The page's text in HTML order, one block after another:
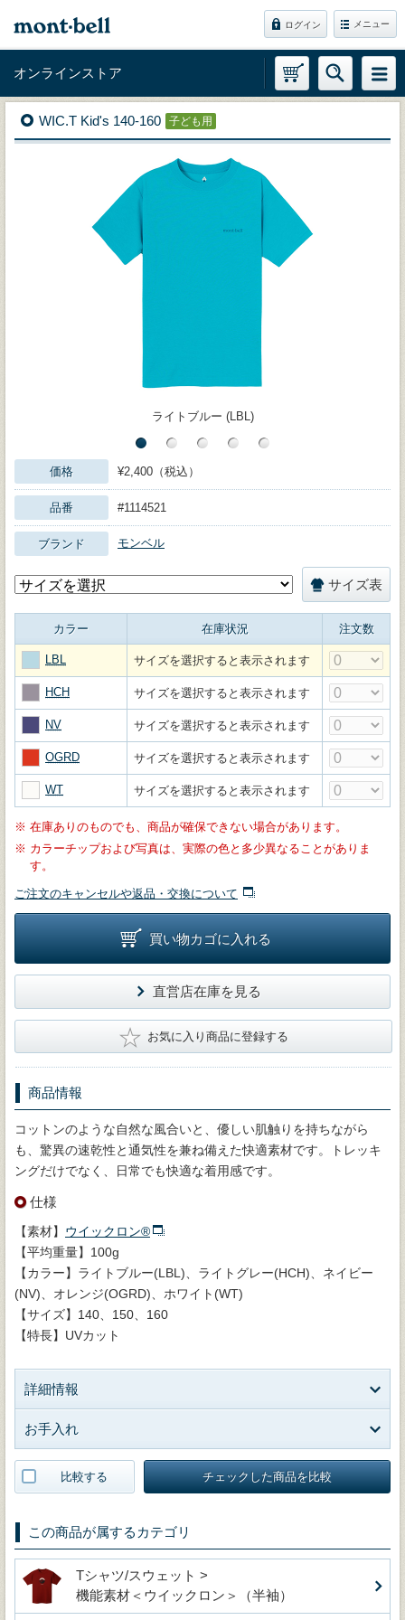
ログイン メニュー
オンラインストア
WIC.T Kid's 140-160 子ども用
ライトブルー (LBL)
価格 ¥2,400（税込）
品番 #1114521
ブランド モンベル
サイズ表
カラー 在庫状況 注文数
LBL サイズを選択すると表示されます
HCH サイズを選択すると表示されます
NV サイズを選択すると表示されます
OGRD サイズを選択すると表示されます
WT サイズを選択すると表示されます
※ 在庫ありのものでも、商品が確保できない場合があります。
※ カラーチップおよび写真は、実際の色と多少異なることがありま
す。
ご注文のキャンセルや返品・交換について
買い物カゴに入れる
直営店在庫を見る
★ お気に入り商品に登録する
商品情報
コットンのような自然な風合いと、優しい肌触りを持ちながら
も、驚異の速乾性と通気性を兼ね備えた快適素材です。トレッキ
ングだけでなく、日常でも快適な着用感です。
仕様
【素材】 ウイックロン®
【平均重量】100g
【カラー】ライトブルー(LBL)、ライトグレー(HCH)、ネイビー
(NV)、オレンジ(OGRD)、ホワイト(WT)
【サイズ】140、150、160
【特長】UVカット
詳細情報
お手入れ
比較する チェックした商品を比較
この商品が属するカテゴリ
Tシャツ/スウェット >
機能素材＜ウイックロン＞（半袖）